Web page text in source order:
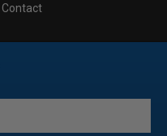
Contact